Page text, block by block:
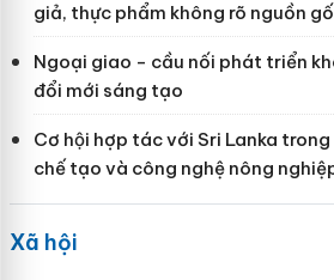
giả, thực phẩm không rõ nguồn
Ngoại giao - cầu nối phát triển
đổi mới sáng tạo
Cơ hội hợp tác với Sri Lanka
chế tạo và công nghệ nông
Xã hội